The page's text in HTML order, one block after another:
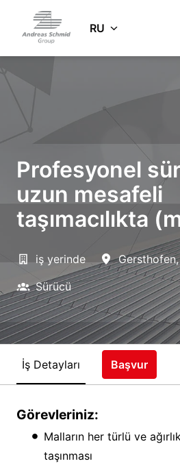
springenStartseite RU
Profesyonel
uzun mesafeli
taşımacılıkta
iş yerinde Gersthofen,
Sürücü
İş Detayları Başvur
Görevleriniz:
Malların her türlü ve
taşınması